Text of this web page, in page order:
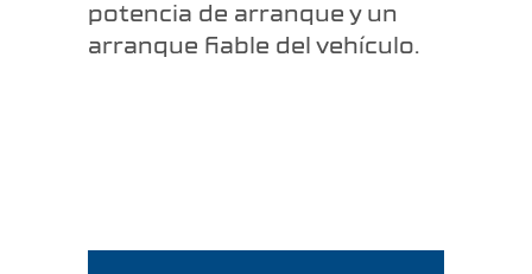
potencia de arranque y un
arranque fiable del vehículo.